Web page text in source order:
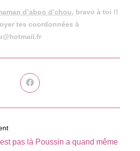
d’aboo d’chou, bravo à toi !!
tes coordonnées à
Ouvrir
dans
autre
pas là Poussin a quand même